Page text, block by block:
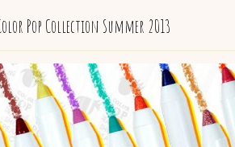
Pop Collection Summer 2013